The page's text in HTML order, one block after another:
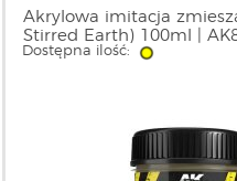
Akrylowa imitacja
Stirred Earth) 100ml |
Dostępna ilość: